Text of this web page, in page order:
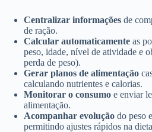
Centralizar informações de
de ração.
Calcular automaticamente as
peso, idade, nível de atividade e
perda de peso).
Gerar planos de alimentação
calculando nutrientes e calorias.
Monitorar o consumo e enviar
alimentação.
Acompanhar evolução do peso
permitindo ajustes rápidos na